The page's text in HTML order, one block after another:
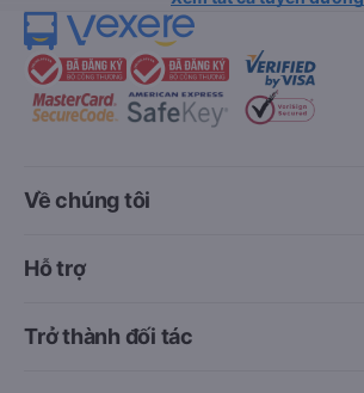
Về chúng tôi
Hỗ trợ
Trở thành đối tác